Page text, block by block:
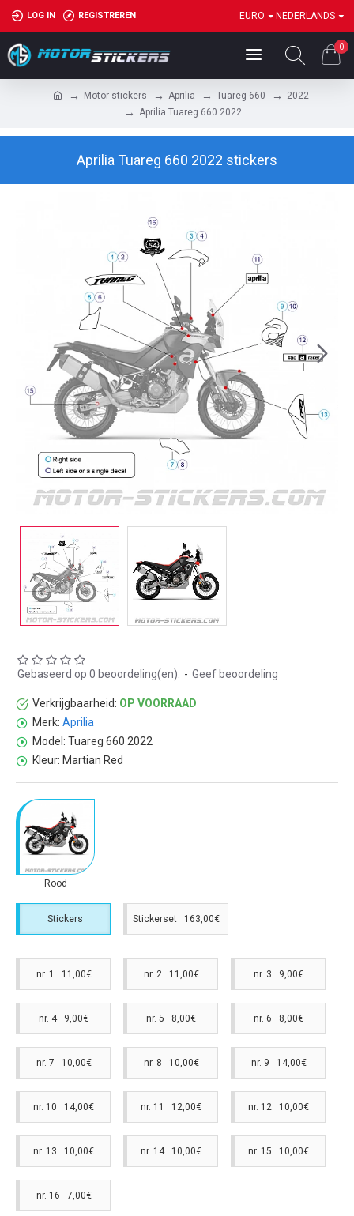
LOG IN REGISTREREN EURO NEDERLANDS
0
Motor stickers Aprilia Tuareg 660
2022
Aprilia Tuareg 660 2022
Aprilia Tuareg 660 2022 stickers
Verkrijgbaarheid: OP VOORRAAD
Merk: Aprilia
Model: Tuareg 660 2022
Kleur: Martian Red
Gebaseerd op 0 beoordeling(en). - Geef beoordeling
Rood
Stickers Stickerset 163,00€
nr. 1 11,00€ nr. 2 11,00€ nr. 3 9,00€
nr. 4 9,00€ nr. 5 8,00€ nr. 6 8,00€
nr. 7 10,00€ nr. 8 10,00€ nr. 9 14,00€
nr. 10 14,00€ nr. 11 12,00€ nr. 12 10,00€
nr. 13 10,00€ nr. 14 10,00€ nr. 15 10,00€
nr. 16 7,00€